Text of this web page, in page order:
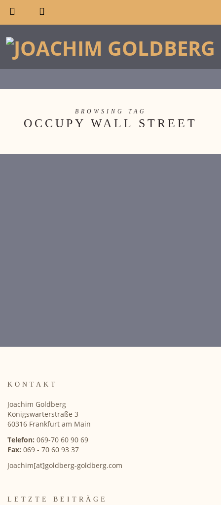
BROWSING TAG
OCCUPY WALL STREET
KONTAKT
Joachim Goldberg
Königswarterstraße 3
60316 Frankfurt am Main
Telefon: 069-70 60 90 69
Fax: 069 - 70 60 93 37
Joachim[at]goldberg-goldberg.com
LETZTE BEITRÄGE